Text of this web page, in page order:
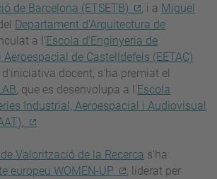
de Barcelona (ETSETB)
, i a Miguel
Departament d’Arquitectura de
a l'Escola d'Enginyeria de
de Castelldefels (EETAC)
d'iniciativa docent, s'ha premiat el
, que es desenvolupa a l'Escola
Industrial, Aeroespacial i Audiovisual
Valorització de la Recerca s'ha
europeu WOMEN-UP
liderat per